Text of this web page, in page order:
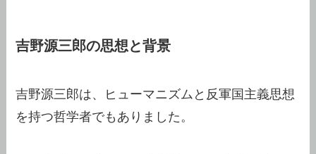
吉野源三郎の思想と背景
吉野源三郎は、ヒューマニズムと反軍国主義思想
を持つ哲学者でもありました。